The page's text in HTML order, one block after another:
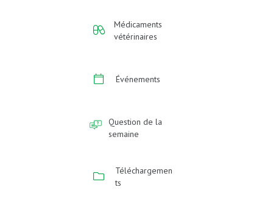
Médicaments
vétérinaires
Événements
Question de la
semaine
Téléchargemen
ts